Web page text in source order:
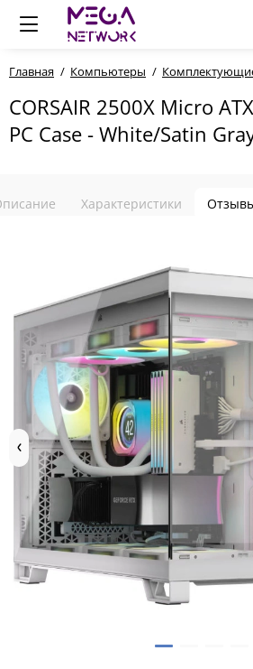
Главная Компьютеры
CORSAIR 2500X Micro
PC Case - White/Satin
Характеристики